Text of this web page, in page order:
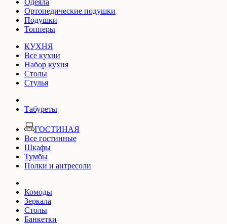
Ортопедические подушки
Подушки
Топперы
КУХНЯ
Все кухни
Набор кухня
Столы
Стулья
Табуреты
ГОСТИНАЯ
Все гостинные
Шкафы
Тумбы
Полки и антресоли
Комоды
Зеркала
Столы
Банкетки